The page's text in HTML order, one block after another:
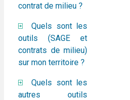
contrat de milieu ?
Quels sont les
outils (SAGE et
contrats de milieu)
sur mon territoire ?
Quels sont les
autres outils